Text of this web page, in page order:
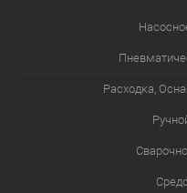
Расходка,